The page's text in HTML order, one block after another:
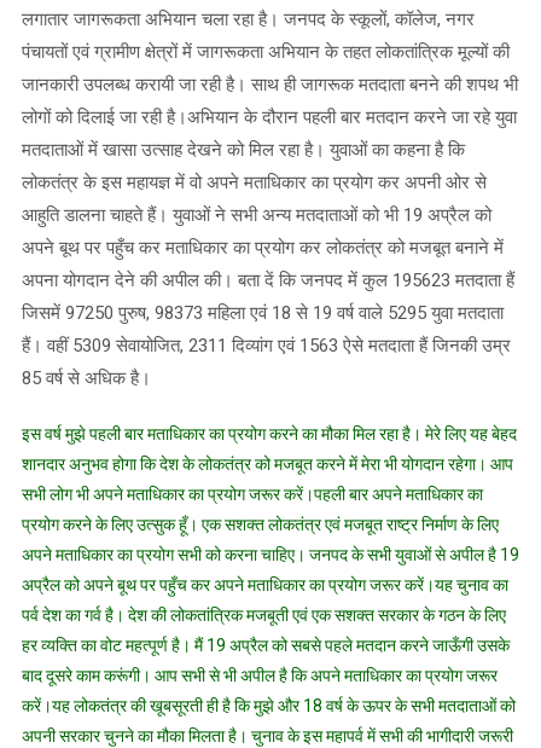
लगातार जागरूकता अभियान चला रहा है। जनपद के स्कूलों, कॉलेज, नगर
पंचायतों एवं ग्रामीण क्षेत्रों में जागरूकता अभियान के तहत लोकतांत्रिक मूल्यों की
जानकारी उपलब्ध करायी जा रही है। साथ ही जागरूक मतदाता बनने की शपथ भी
लोगों को दिलाई जा रही है।अभियान के दौरान पहली बार मतदान करने जा रहे युवा
मतदाताओं में खासा उत्साह देखने को मिल रहा है। युवाओं का कहना है कि
लोकतंत्र के इस महायज्ञ में वो अपने मताधिकार का प्रयोग कर अपनी ओर से
आहुति डालना चाहते हैं। युवाओं ने सभी अन्य मतदाताओं को भी 19 अप्रैल को
अपने बूथ पर पहुँच कर मताधिकार का प्रयोग कर लोकतंत्र को मजबूत बनाने में
अपना योगदान देने की अपील की। बता दें कि जनपद में कुल 195623 मतदाता हैं
जिसमें 97250 पुरुष, 98373 महिला एवं 18 से 19 वर्ष वाले 5295 युवा मतदाता
हैं। वहीं 5309 सेवायोजित, 2311 दिव्यांग एवं 1563 ऐसे मतदाता हैं जिनकी उम्र
85 वर्ष से अधिक है।
इस वर्ष मुझे पहली बार मताधिकार का प्रयोग करने का मौका मिल रहा है। मेरे लिए यह बेहद
शानदार अनुभव होगा कि देश के लोकतंत्र को मजबूत करने में मेरा भी योगदान रहेगा। आप
सभी लोग भी अपने मताधिकार का प्रयोग जरूर करें।पहली बार अपने मताधिकार का
प्रयोग करने के लिए उत्सुक हूँ। एक सशक्त लोकतंत्र एवं मजबूत राष्ट्र निर्माण के लिए
अपने मताधिकार का प्रयोग सभी को करना चाहिए। जनपद के सभी युवाओं से अपील है 19
अप्रैल को अपने बूथ पर पहुँच कर अपने मताधिकार का प्रयोग जरूर करें।यह चुनाव का
पर्व देश का गर्व है। देश की लोकतांत्रिक मजबूती एवं एक सशक्त सरकार के गठन के लिए
हर व्यक्ति का वोट महत्पूर्ण है। मैं 19 अप्रैल को सबसे पहले मतदान करने जाऊँगी उसके
बाद दूसरे काम करूंगी। आप सभी से भी अपील है कि अपने मताधिकार का प्रयोग जरूर
करें।यह लोकतंत्र की खूबसूरती ही है कि मुझे और 18 वर्ष के ऊपर के सभी मतदाताओं को
अपनी सरकार चुनने का मौका मिलता है। चुनाव के इस महापर्व में सभी की भागीदारी जरूरी